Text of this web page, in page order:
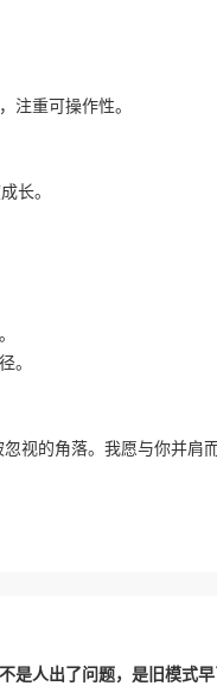
注重可操作性。
长。
。
视的角落。我愿与你并肩
是人出了问题，是旧模式